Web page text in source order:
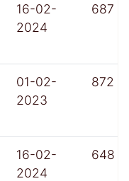
16-02-
2024
687
01-02-
2023
872
16-02-
2024
648